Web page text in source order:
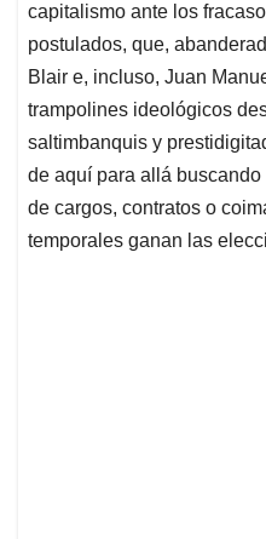
capitalismo ante los
postulados, que,
Blair e, incluso, Juan
trampolines ideológicos
saltimbanquis y
de aquí para allá
de cargos, contratos o
temporales ganan las